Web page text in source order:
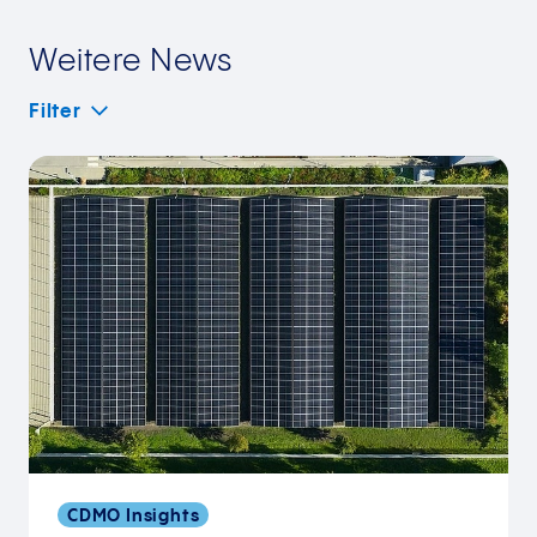
Standard
Pressemitteilung herunterladen
Pressebild herunterladen
Weitere News
Filter
CDMO Insights